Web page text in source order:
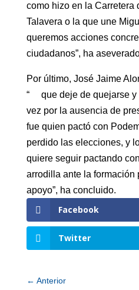
como hizo en la Carretera
Talavera o la que une
queremos acciones
ciudadanos”, ha
Por último, José Jaime
“ que deje de quejarse y
vez por la ausencia de
fue quien pactó con
perdido las elecciones, y
quiere seguir pactando
arrodilla ante la formación
apoyo”, ha concluido.
Facebook
Twitter
← Anterior